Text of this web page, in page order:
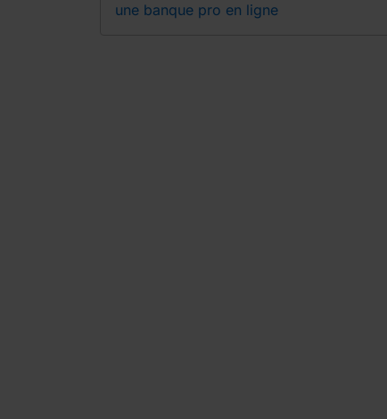
une banque pro en ligne